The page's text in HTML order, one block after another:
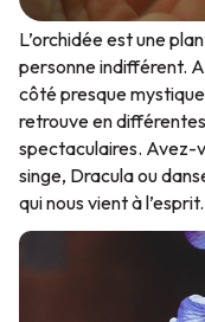
L’orchidée est une
personne indifférent.
côté presque
retrouve en
spectaculaires. Avez-
singe, Dracula ou
qui nous vient à l’esprit.